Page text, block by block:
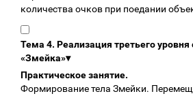
количества очков при поедании
Тема 4. Реализация третьего
«Змейка»▾
Практическое занятие.
Формирование тела Змейки.